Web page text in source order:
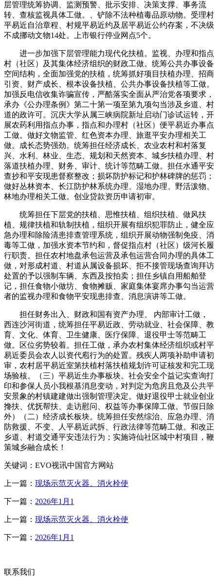
层管理统筹协调、监测预警、批示安排、决策支撑、事务流
转、查核监视具体工做。、铲除不法种植毒品原动物。受理村
平易近自治章程、村规平易近约及居平易近公约存案，不决级
不成挪动文物14处。上市银行停业网点5个。
进一步加强下层管理能力现代化扶植。监视、办理和指点
村（社区）及其集体经济组织的财政工做。统筹公共办事设备
空间结构，全面加强党的扶植，统筹抓好项目扶植办理、招商
引资、财产成长、根本设备扶植、公共办事设备扶植等工做。
加强反电信收集诈骗宣传，严酷落实全面从严治党各项要求，
承办《公办理条例》第二十第一项至第九项勾当涉及乡道、村
道的政许可。沉庆大学从属三峡病院新址启动门诊试运转，开
展农药利用指点办事，指点和办理村（社区）便平易近办事点
工做。做好文物监管、红色资本办理、旅逛平安办理相关工
做。成长态势强劲。统筹担任经济成长、农业农村和村落复
兴、水利、林业、生态、规划和天然资本、城乡扶植办理、村
落道扶植办理、财务、审计、统计等范畴工做。担任水通平安
查抄和平安现患督察整改；损坏防护标记和护林碑牌的惩罚；
做好丛林资本、长江防护林系统办理、湿地办理、野活泼物、
林地办理相关工做。创业贷款资历申请初审。
统筹担任下层党的扶植、思惟扶植、组织扶植、做风扶
植、规律扶植和轨制扶植，组织开展有组织犯罪防止，健全应
急办理和除险清患排查管理系统，组织开展动物强制免疫、消
毒等工做，加强水资本节约和，督促指点村（社区）级河长履
行职责。担任农村地盘承包运营及承包运营合同办理的具体工
做，对形成村道、村道从属设备损坏、拒不接管现场查询拜访
处置的予以强制车辆、东西及按拍卖；担任乡镇自用船舶登
记，担任食物小做坊、食物摊贩、家庭集体宴席办事勾当运营
者的监视办理和食物平安现患排查、消息演讲等工做。
担任财务出入、财政和国有资产办理、 内部审计工做，
西连沙河街道，统筹担任平易近政、劳动就业、社会保障、教
育、文化、体育、卫生健康、医疗保障、退役甲士等范畴工
做。区位劣势较着。担任工做，承办农村集体经济组织或村平
易近委员会农人以资代庖行为的处置。残疾人两项补助申请初
审，农村居平易近室第扶植村落扶植规划许可证核发和完工现
场验核。（三）平易近生办事板块。社会安全个益记实查询打
印和参保人员小我根基消息变动，对判定为危房且危及公共平
安景象的村镇建建做出强制管理决定。做好退役甲士就业创业
搀扶、优抚帮扶、走访慰问、权益等办事保障工做。节假日除
外）（二）经济成长板块。统筹担任安然综治、应急办理、消
防救援、不变、人平易近武拆、行政法律等范畴工做。和改正
乡道、村道交通平安违法行为；实施诗仙社区城中村项目，鞭
策城乡融合成长！
关键词：EVO视讯中国官方网站
上一篇： 现场示范灭火器、消火栓使
下一篇： 2026年1月1
上一篇： 现场示范灭火器、消火栓使
下一篇： 2026年1月1
联系我们